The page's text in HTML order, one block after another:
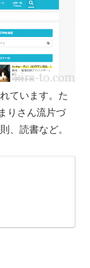
ています。た
りさん流片づ
、読書など。